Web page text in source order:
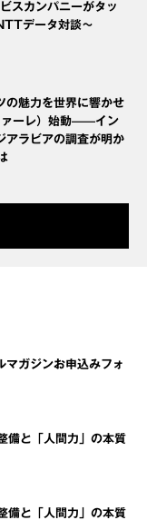
スカンパニーがタッ
データ対談～
の魅力を世界に響かせ
ーレ）始動——イン
アラビアの調査が明か
マガジンお申込みフォ
備と「人間力」の本質
備と「人間力」の本質